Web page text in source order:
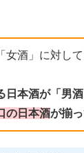
女酒」に対し
日本酒が「男
の日本酒が揃